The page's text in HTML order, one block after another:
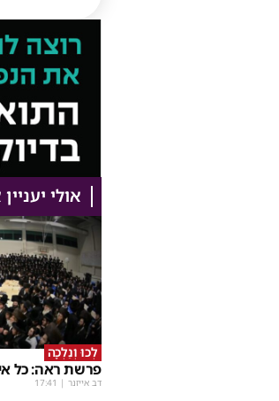
אולי
לְכוּ וְנֵלְכָה
פרשת ראה: כל
דב אייזנר |
17:41